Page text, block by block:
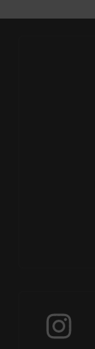
Instagram